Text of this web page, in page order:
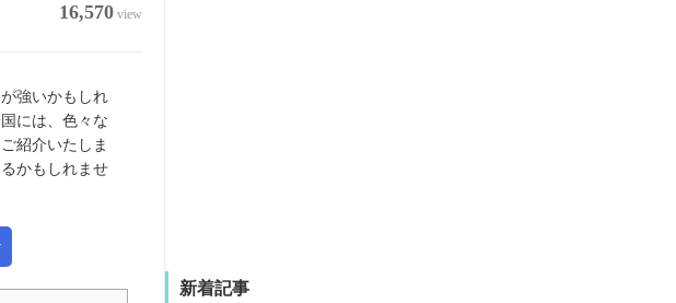
16,570 view
強いかもしれ
には、色々な
紹介いたしま
かもしれませ
新着記事